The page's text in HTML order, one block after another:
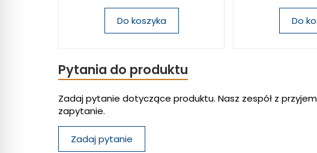
Do koszyka Do
Pytania do produktu
Zadaj pytanie dotyczące produktu. Nasz zespół z
zapytanie.
Zadaj pytanie